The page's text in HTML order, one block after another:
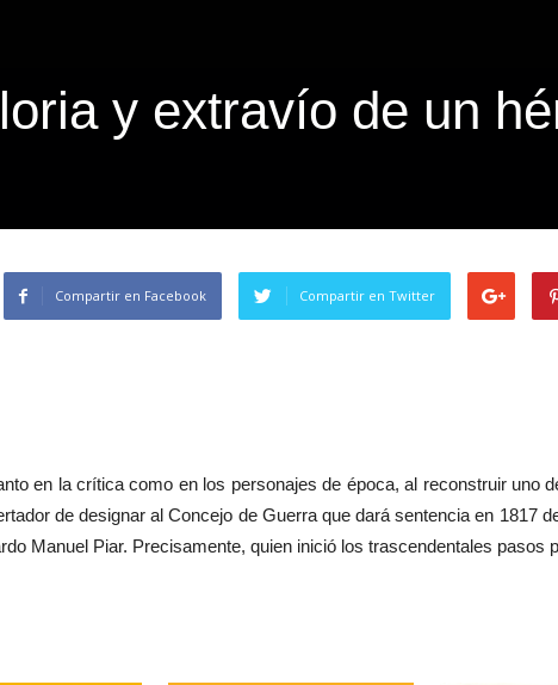
y extravío de un
Compartir en Facebook Compartir en Twitter
en la crítica como en los personajes de época, al reconstruir uno
de designar al Concejo de Guerra que dará sentencia en 1817
Manuel Piar. Precisamente, quien inició los trascendentales pasos